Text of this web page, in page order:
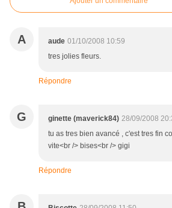
A aude 01/10/2008 10:59
tres jolies fleurs.
Répondre
G ginette (maverick84) 28/09/2008
tu as tres bien avancé , c'est tres fin
vite<br /> bises<br /> gigi
Répondre